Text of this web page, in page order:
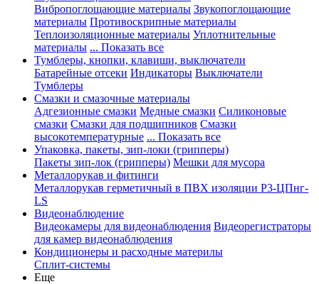
Вибропоглощающие материалы Звукопоглощающие
материалы Противоскрипные материалы
Теплоизоляционные материалы Уплотнительные
материалы ... Показать все
Тумблеры, кнопки, клавиши, выключатели
Батарейные отсеки Индикаторы Выключатели
Тумблеры
Смазки и смазочные материалы
Адгезионные смазки Медные смазки Силиконовые
смазки Смазки для подшипников Смазки
высокотемпературные ... Показать все
Упаковка, пакеты, зип-локи (грипперы)
Пакеты зип-лок (грипперы) Мешки для мусора
Металлорукав и фитинги
Металлорукав герметичный в ПВХ изоляции Р3-ЦПнг-
LS
Видеонаблюдение
Видеокамеры для видеонаблюдения Видеорегистраторы
для камер видеонаблюдения
Кондиционеры и расходные материлы
Сплит-системы
Еще